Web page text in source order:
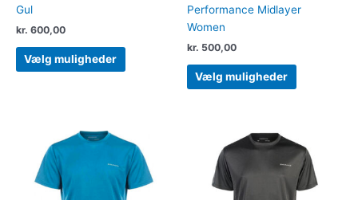
Gul
kr. 600,00
Vælg muligheder
Performance Midlayer
Women
kr. 500,00
Vælg muligheder
vare
har
flere
vare
har
flere